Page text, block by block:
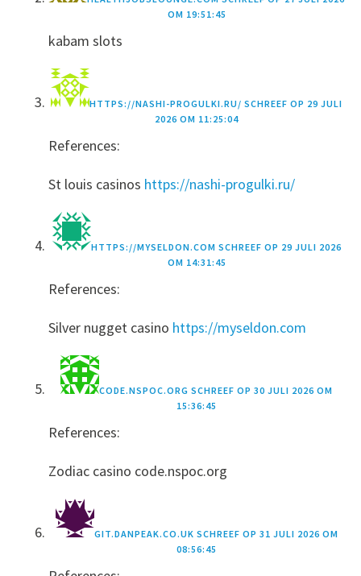
OM 19:51:45
kabam slots
HTTPS://NASHI-PROGULKI.RU/ SCHREEF OP 29 JULI
2026 OM 11:25:04
References:
St louis casinos https://nashi-progulki.ru/
HTTPS://MYSELDON.COM SCHREEF OP 29 JULI 2026
OM 14:31:45
References:
Silver nugget casino https://myseldon.com
CODE.NSPOC.ORG SCHREEF OP 30 JULI 2026 OM
15:36:45
References:
Zodiac casino code.nspoc.org
GIT.DANPEAK.CO.UK SCHREEF OP 31 JULI 2026 OM
08:56:45